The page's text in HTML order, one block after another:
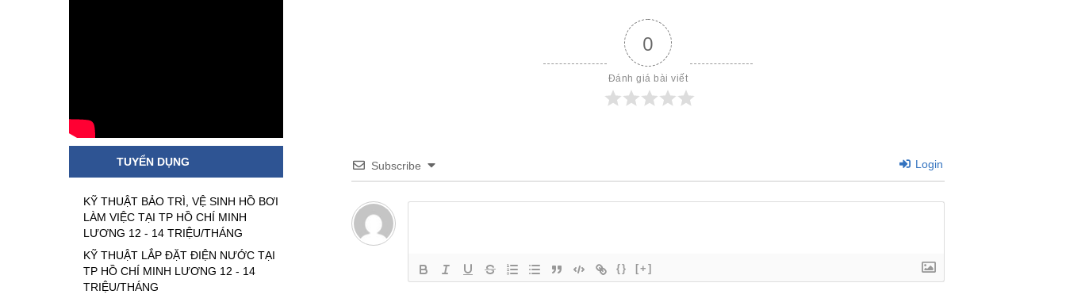
TUYỂN DỤNG
KỸ THUẬT BẢO TRÌ, VỆ SINH HỒ BƠI
LÀM VIỆC TẠI TP HỒ CHÍ MINH
LƯƠNG 12 - 14 TRIỆU/THÁNG
KỸ THUẬT LẮP ĐẶT ĐIỆN NƯỚC TẠI
TP HỒ CHÍ MINH LƯƠNG 12 - 14
TRIỆU/THÁNG
0
Đánh giá bài viết
Subscribe Login
{} [+]